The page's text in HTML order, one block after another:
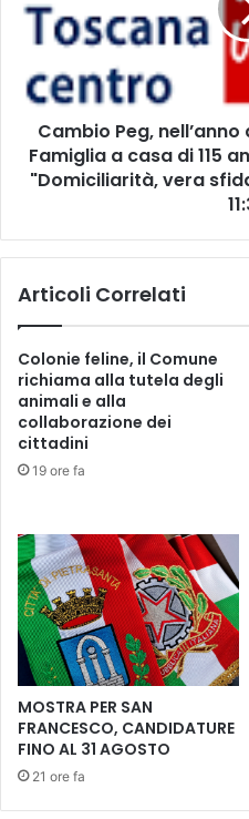
N
E
C
I
O
A
N
C
I
A
L
A
I
D
A
:
R
F
L
E
T
T
e
’
n
d
e
l
C
v
l
'
I
n
f
r
m
i
e
r
Cambio Peg,
Famiglia a casa di 115
"Domiciliarità, vera
Articoli Correlati
Colonie feline, il Comune
richiama alla tutela degli
animali e alla
collaborazione dei
cittadini
19 ore fa
MOSTRA PER SAN
FRANCESCO, CANDIDATURE
FINO AL 31 AGOSTO
21 ore fa